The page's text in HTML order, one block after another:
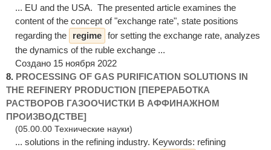
... EU and the USA. The presented article examines the
content of the concept of "exchange rate", state positions
regarding the
regime for setting the exchange rate, analyzes
the dynamics of the ruble exchange ...
Создано 15 ноября 2022
8. PROCESSING OF GAS PURIFICATION SOLUTIONS IN
THE REFINERY PRODUCTION [ПЕРЕРАБОТКА
РАСТВОРОВ ГАЗООЧИСТКИ В АФФИНАЖНОМ
ПРОИЗВОДСТВЕ]
(05.00.00 Технические науки)
... solutions in the refining industry. Keywords: refining